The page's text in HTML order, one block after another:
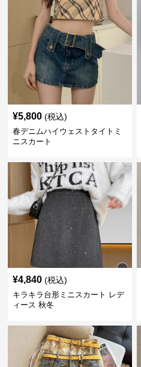
¥5,800 (税込)
春デニムハイウェストタイトミ
ニスカート
¥4,840 (税込)
キラキラ台形ミニスカート レデ
ィース 秋冬